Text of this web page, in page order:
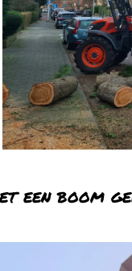
een boom